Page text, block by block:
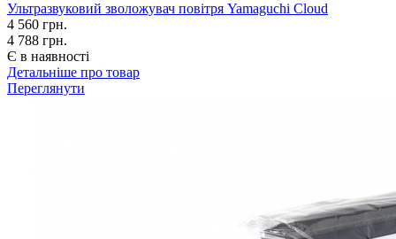
Ультразвуковий зволожувач повітря Yamaguchi Cloud
4 560 грн.
4 788 грн.
Є в наявності
Детальніше про товар
Переглянути